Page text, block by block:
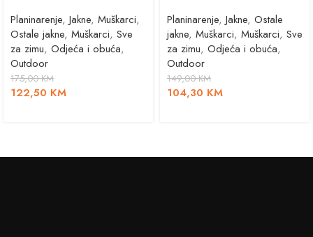
Planinarenje, Jakne, Muškarci,
Ostale jakne, Muškarci, Sve
za zimu, Odjeća i obuća,
Outdoor
175,00KM
122,50 KM
Planinarenje, Jakne, Ostale
jakne, Muškarci, Muškarci, Sve
za zimu, Odjeća i obuća,
Outdoor
149,00KM
104,30 KM